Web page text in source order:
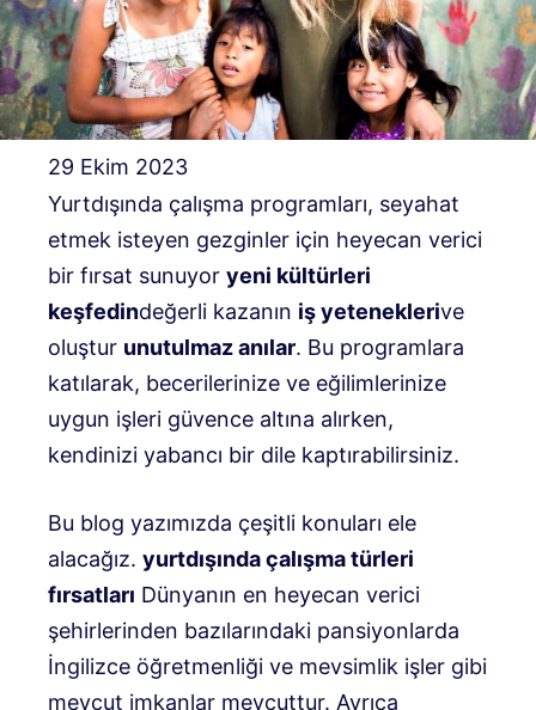
29 Ekim 2023
Yurtdışında çalışma programları, seyahat
etmek isteyen gezginler için heyecan verici
bir fırsat sunuyor yeni kültürleri
keşfedindeğerli kazanın iş yeteneklerive
oluştur unutulmaz anılar. Bu programlara
katılarak, becerilerinize ve eğilimlerinize
uygun işleri güvence altına alırken,
kendinizi yabancı bir dile kaptırabilirsiniz.
Bu blog yazımızda çeşitli konuları ele
alacağız. yurtdışında çalışma türleri
fırsatları Dünyanın en heyecan verici
şehirlerinden bazılarındaki pansiyonlarda
İngilizce öğretmenliği ve mevsimlik işler gibi
mevcut imkanlar mevcuttur. Ayrıca